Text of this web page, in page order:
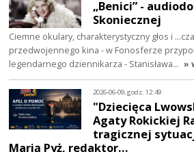
„Benici” -
Skoniecznej
Ciemne okulary, charakterystyczny głos i
przedwojennego kina - w Fonosferze
legendarnego dziennikarza - Stanisława… »
2026-06-09, godz. 12:49
"Dziecięca
Agaty Rokickiej
tragicznej
Marią Pyż, redaktor…